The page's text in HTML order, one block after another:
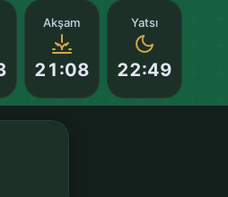
Akşam
21:08
Yatsı
22:49